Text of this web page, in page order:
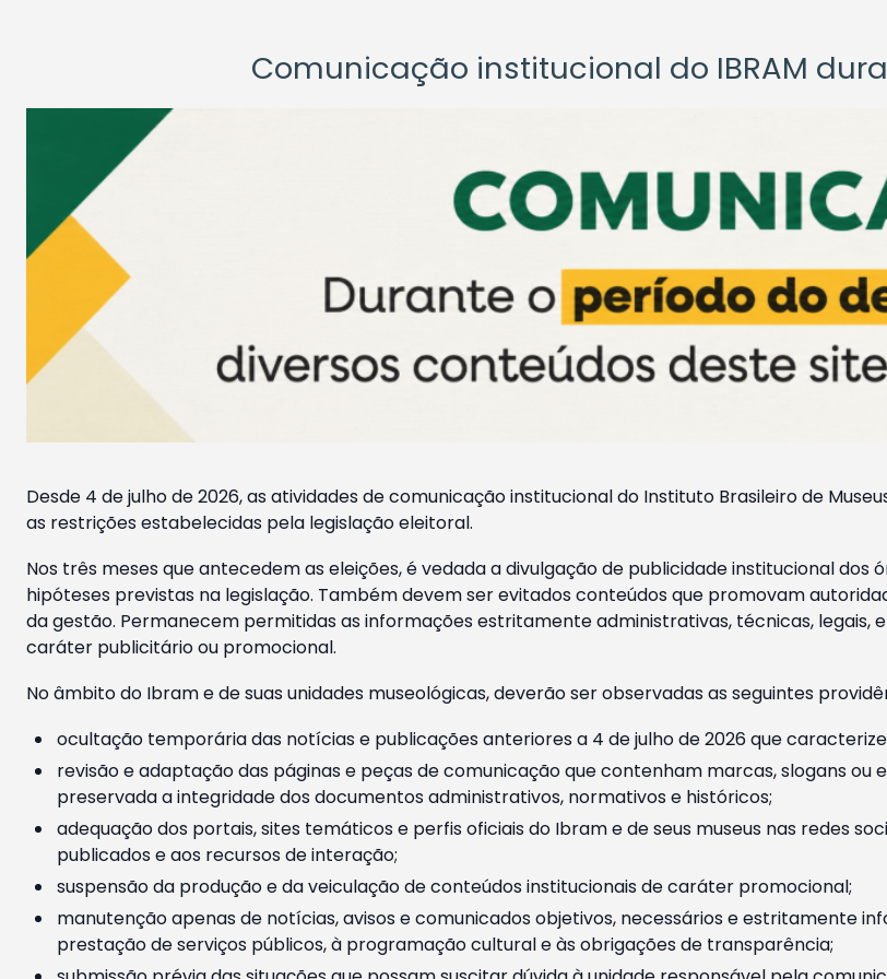
Comunicação institucional do IBRAM
Desde 4 de julho de 2026, as atividades de comunicação institucional do Instituto Brasileiro de
as restrições estabelecidas pela legislação eleitoral.
Nos três meses que antecedem as eleições, é vedada a divulgação de publicidade institucional dos
hipóteses previstas na legislação. Também devem ser evitados conteúdos que promovam
da gestão. Permanecem permitidas as informações estritamente administrativas, técnicas, legais,
caráter publicitário ou promocional.
No âmbito do Ibram e de suas unidades museológicas, deverão ser observadas as seguintes
ocultação temporária das notícias e publicações anteriores a 4 de julho de 2026 que
revisão e adaptação das páginas e peças de comunicação que contenham marcas, slogans ou
preservada a integridade dos documentos administrativos, normativos e históricos;
adequação dos portais, sites temáticos e perfis oficiais do Ibram e de seus museus nas redes
publicados e aos recursos de interação;
suspensão da produção e da veiculação de conteúdos institucionais de caráter promocional;
manutenção apenas de notícias, avisos e comunicados objetivos, necessários e estritamente
prestação de serviços públicos, à programação cultural e às obrigações de transparência;